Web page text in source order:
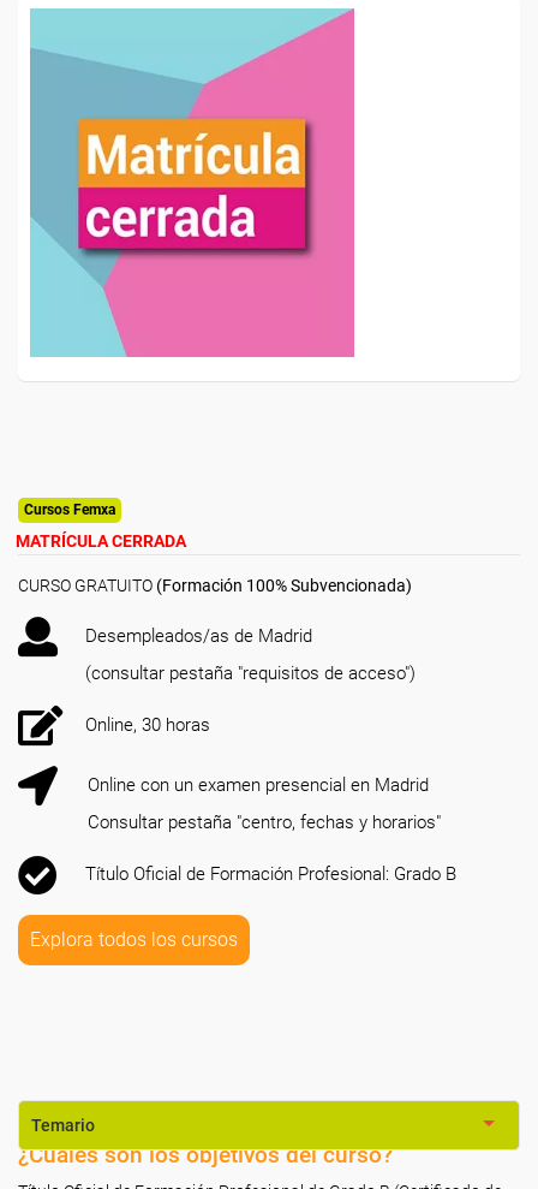
Cursos Femxa
MATRÍCULA CERRADA
CURSO GRATUITO (Formación 100% Subvencionada)
Desempleados/as de Madrid
(consultar pestaña "requisitos de acceso")
Online, 30 horas
Online con un examen presencial en Madrid
Consultar pestaña "centro, fechas y horarios"
Título Oficial de Formación Profesional: Grado B
Explora todos los cursos
Temario
¿Cuáles son los objetivos del curso?